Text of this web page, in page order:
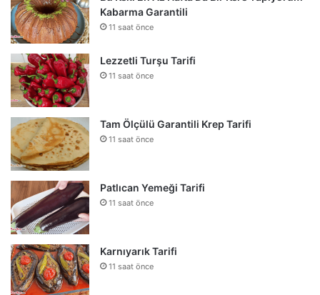
Kabarma Garantili
11 saat önce
Lezzetli Turşu Tarifi
11 saat önce
Tam Ölçülü Garantili Krep Tarifi
11 saat önce
Patlıcan Yemeği Tarifi
11 saat önce
Karnıyarık Tarifi
11 saat önce